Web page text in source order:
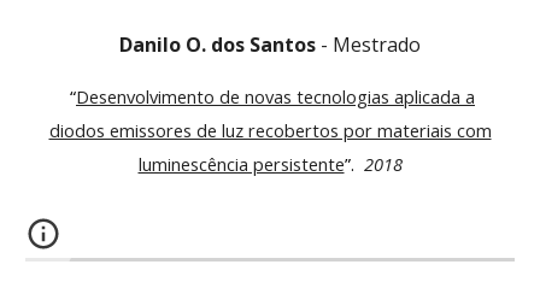
Danilo O. dos Santos - Mestrado
“Desenvolvimento de novas tecnologias aplicada a
diodos emissores de luz recobertos por materiais com
luminescência persistente”. 2018